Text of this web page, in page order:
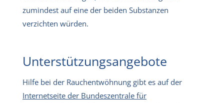
zumindest auf eine der beiden Substanzen
verzichten würden.
Unterstützungsangebote
Hilfe bei der Rauchentwöhnung gibt es auf der
Internetseite der Bundeszentrale für